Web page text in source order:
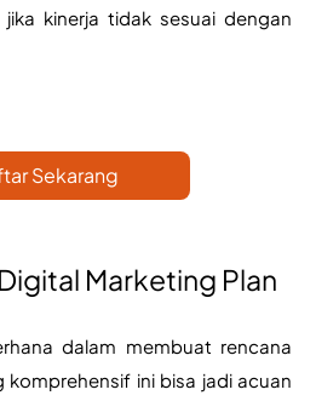
kinerja tidak sesuai dengan
Sekarang
Marketing Plan
dalam membuat rencana
komprehensif ini bisa jadi acuan